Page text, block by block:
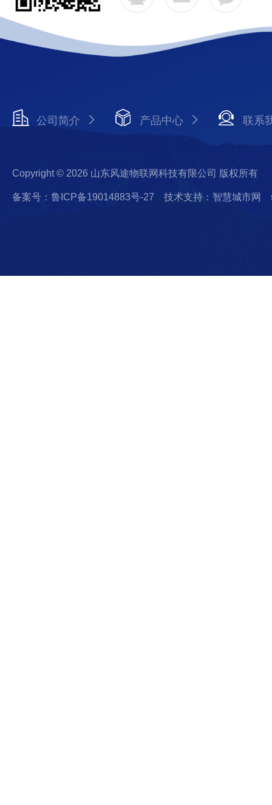
公司简介 产品中心 联系
Copyright © 2026 山东风途物联网科技有限公司 版权所有
备案号：鲁ICP备19014883号-27 技术支持：智慧城市网